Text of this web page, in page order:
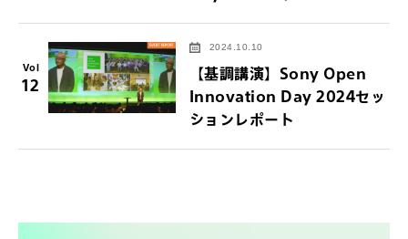
Vol
12
2024.10.10
【基調講演】Sony Open
Innovation Day 2024セッ
ションレポート